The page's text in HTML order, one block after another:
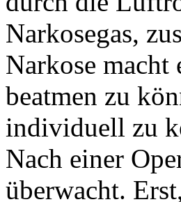
Narkosegas,
Narkose
beatmen zu
individuell zu
Nach einer
überwacht.